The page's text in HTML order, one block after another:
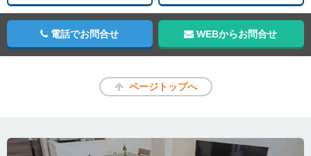
電話でお問合せ WEBからお問合せ
ページトップへ